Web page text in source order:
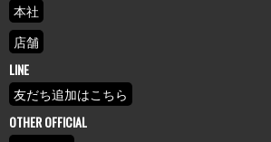
本社
店舗
LINE
友だち追加はこちら
OTHER OFFICIAL